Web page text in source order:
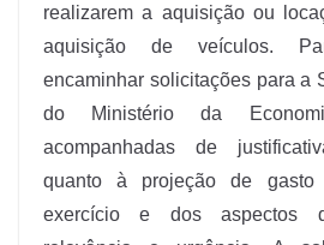
realizarem a aquisição ou
aquisição de veículos.
encaminhar solicitações para a
do Ministério da
acompanhadas de
quanto à projeção de
exercício e dos aspectos